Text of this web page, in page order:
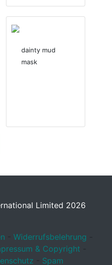
dainty mud
mask
Limited 2026
Widerrufsbelehrung
& Copyright
Spam